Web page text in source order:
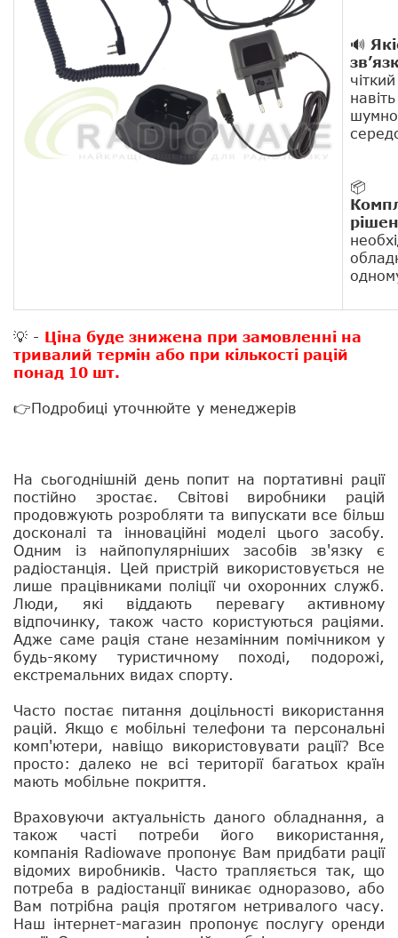
🔊
📦
💡 - Ціна буде знижена при замовленні на
тривалий термін або при кількості рацій
понад 10 шт.
👉Подробиці уточнюйте у менеджерів
На сьогоднішній день попит на портативні рації
постійно зростає. Світові виробники рацій
продовжують розробляти та випускати все більш
досконалі та інноваційні моделі цього засобу.
Одним із найпопулярніших засобів зв'язку є
радіостанція. Цей пристрій використовується не
лише працівниками поліції чи охоронних служб.
Люди, які віддають перевагу активному
відпочинку, також часто користуються раціями.
Адже саме рація стане незамінним помічником у
будь-якому туристичному поході, подорожі,
екстремальних видах спорту.
Часто постає питання доцільності використання
рацій. Якщо є мобільні телефони та персональні
комп'ютери, навіщо використовувати рації? Все
просто: далеко не всі території багатьох країн
мають мобільне покриття.
Враховуючи актуальність даного обладнання, а
також часті потреби його використання,
компанія Radiowave пропонує Вам придбати рації
відомих виробників. Часто трапляється так, що
потреба в радіостанції виникає одноразово, або
Вам потрібна рація протягом нетривалого часу.
Наш інтернет-магазин пропонує послугу оренди